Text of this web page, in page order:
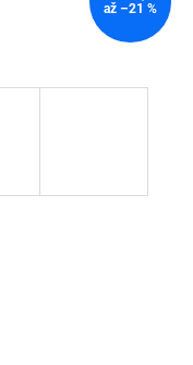
až –21 %